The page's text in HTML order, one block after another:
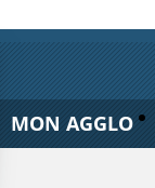
MON AGGLO